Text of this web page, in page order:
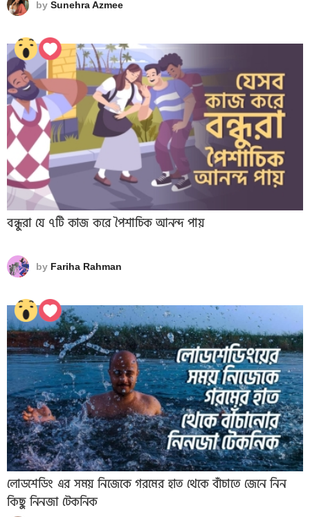
by Sunehra Azmee
বন্ধুরা যে ৭টি কাজ করে পৈশাচিক আনন্দ পায়
by Fariha Rahman
লোডশেডিং এর সময় নিজেকে গরমের হাত থেকে বাঁচাতে জেনে নিন
কিছু নিনজা টেকনিক